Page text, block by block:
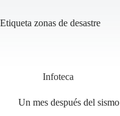
Etiqueta zonas de desastre
Infoteca
Un mes después del sismo